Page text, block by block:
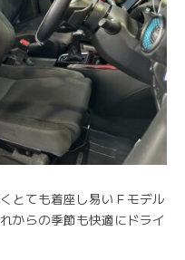
とても着座し易いＦモデル
からの季節も快適にドライ